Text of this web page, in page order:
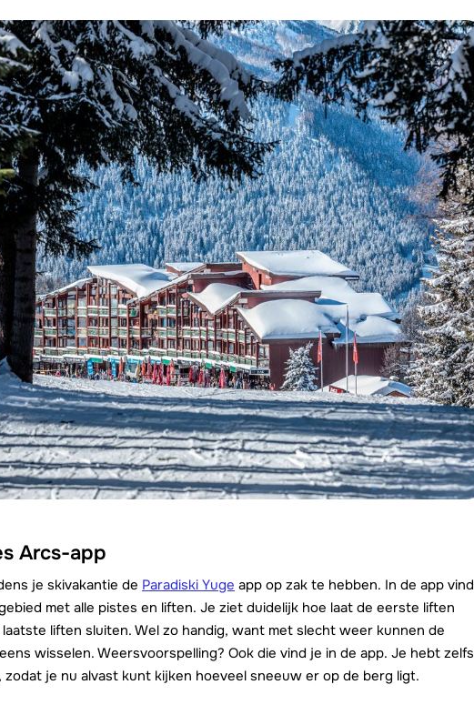
Arcs-app
je skivakantie de Paradiski Yuge app op zak te hebben. In de app vind
met alle pistes en liften. Je ziet duidelijk hoe laat de eerste liften
liften sluiten. Wel zo handig, want met slecht weer kunnen de
wisselen. Weersvoorspelling? Ook die vind je in de app. Je hebt zelfs
zodat je nu alvast kunt kijken hoeveel sneeuw er op de berg ligt.